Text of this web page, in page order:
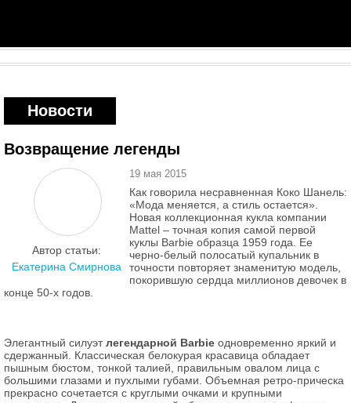
Новости
Возвращение легенды
Автор статьи:
Екатерина Смирнова
19 мая 2015
Как говорила несравненная Коко Шанель:
«Мода меняется, а стиль остается».
Новая коллекционная кукла компании
Mattel – точная копия самой первой
куклы Barbie образца 1959 года. Ее
черно-белый полосатый купальник в
точности повторяет знаменитую модель,
покорившую сердца миллионов девочек в
конце 50-х годов.
Элегантный силуэтлегендарной Barbie одновременно яркий и
сдержанный. Классическая белокурая красавица обладает
пышным бюстом, тонкой талией, правильным овалом лица с
большими глазами и пухлыми губами. Объемная ретро-прическа
прекрасно сочетается с круглыми очками и крупными